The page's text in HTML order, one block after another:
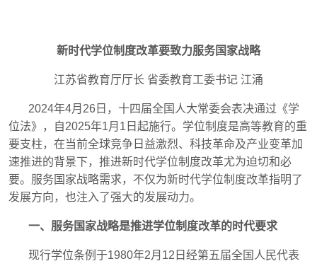
新时代学位制度改革要致力服务国家战略
江苏省教育厅厅长 省委教育工委书记 江涌
2024年4月 26 日，十四届全国人大常委会表决通过《学
位法》，自2025年1月 1 日起施行。学位制度是高等教育的重
要支柱，在当前全球竞争日益激烈、科技革命及产业变革加
速推进的背景下，推进新时代学位制度改革尤为迫切和必
要。服务国家战略需求，不仅为新时代学位制度改革指明了
发展方向，也注入了强大的发展动力。
一、服务国家战略是推进学位制度改革的时代要求
现行学位条例于1980年2月 12 日经第五届全国人民代表